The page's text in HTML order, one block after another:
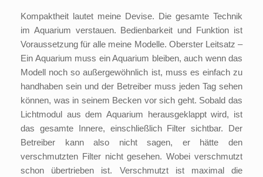
Kompaktheit lautet meine Devise. Die gesamte Technik
im Aquarium verstauen. Bedienbarkeit und Funktion ist
Voraussetzung für alle meine Modelle. Oberster Leitsatz –
Ein Aquarium muss ein Aquarium bleiben, auch wenn das
Modell noch so außergewöhnlich ist, muss es einfach zu
handhaben sein und der Betreiber muss jeden Tag sehen
können, was in seinem Becken vor sich geht. Sobald das
Lichtmodul aus dem Aquarium herausgeklappt wird, ist
das gesamte Innere, einschließlich Filter sichtbar. Der
Betreiber kann also nicht sagen, er hätte den
verschmutzten Filter nicht gesehen. Wobei verschmutzt
schon übertrieben ist. Verschmutzt ist maximal die